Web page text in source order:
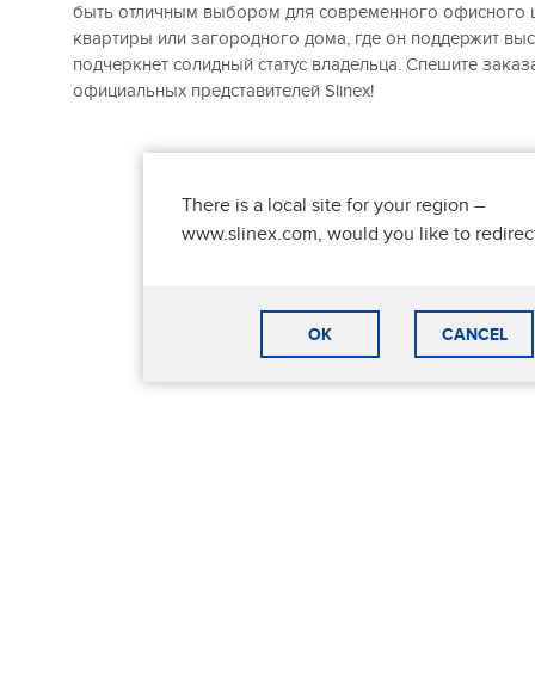
быть отличным выбором для современного офисного
квартиры или загородного дома, где он поддержит
подчеркнет солидный статус владельца. Спешите
официальных представителей Slinex!
There is a local site for your region –
www.slinex.com, would you like to
OK CANCEL